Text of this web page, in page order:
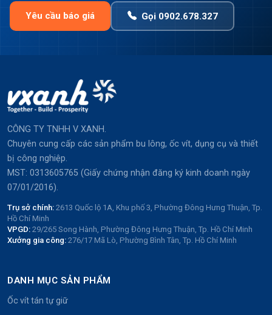
Yêu cầu báo giá Gọi 0902.678.327
CÔNG TY TNHH V XANH.
Chuyên cung cấp các sản phẩm bu lông, ốc vít, dụng cụ và thiết
bị công nghiệp.
MST: 0313605765 (Giấy chứng nhận đăng ký kinh doanh ngày
07/01/2016).
Trụ sở chính: 2613 Quốc lộ 1A, Khu phố 3, Phường Đông Hưng Thuận, Tp.
Hồ Chí Minh
VPGD: 29/265 Song Hành, Phường Đông Hưng Thuận, Tp. Hồ Chí Minh
Xưởng gia công: 276/17 Mã Lò, Phường Bình Tân, Tp. Hồ Chí Minh
DANH MỤC SẢN PHẨM
Ốc vít tán tự giữ